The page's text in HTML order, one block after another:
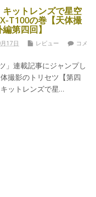
キットレンズで星空
T100の巻【天体撮
第四回】
17日 レビュー
コメ
」連載記事にジャンプし
撮影のトリセツ【第四
ットレンズで星…